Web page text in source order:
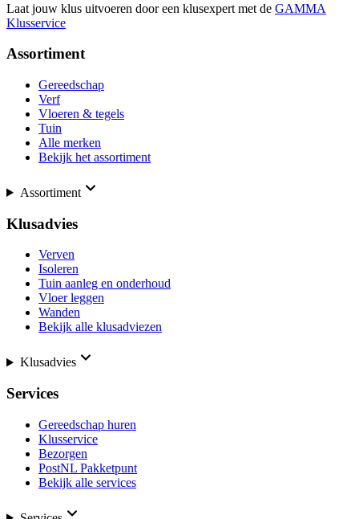
Laat jouw klus uitvoeren door een klusexpert met de GAMMA
Klusservice
Assortiment
Gereedschap
Verf
Vloeren & tegels
Tuin
Alle merken
Bekijk het assortiment
Assortiment
Klusadvies
Verven
Isoleren
Tuin aanleg en onderhoud
Vloer leggen
Wanden
Bekijk alle klusadviezen
Klusadvies
Services
Gereedschap huren
Klusservice
Bezorgen
PostNL Pakketpunt
Bekijk alle services